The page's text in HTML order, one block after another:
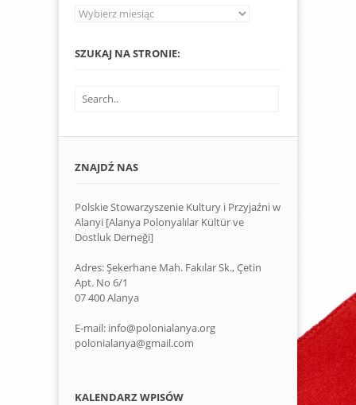
Archiwum
SZUKAJ NA STRONIE:
ZNAJDŹ NAS
Polskie Stowarzyszenie Kultury i Przyjaźni w
Alanyi [Alanya Polonyalılar Kültür ve
Dostluk Derneği]
Adres: Şekerhane Mah. Fakılar Sk., Çetin
Apt. No 6/1
07 400 Alanya
E-mail: info@polonialanya.org
polonialanya@gmail.com
KALENDARZ WPISÓW